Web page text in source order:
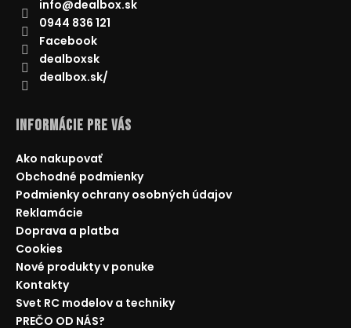
info@dealbox.sk
0944 836 121
Facebook
dealboxsk
dealbox.sk/
Informácie pre Vás
Ako nakupovať
Obchodné podmienky
Podmienky ochrany osobných údajov
Reklamácie
Doprava a platba
Cookies
Nové produkty v ponuke
Kontakty
Svet RC modelov a techniky
PREČO OD NÁS?